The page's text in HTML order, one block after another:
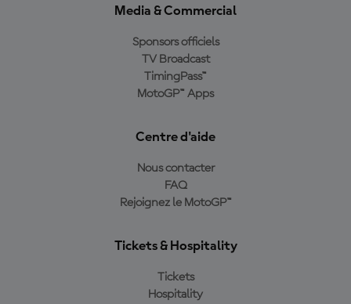
Media & Commercial
Sponsors officiels
TV Broadcast
TimingPass™
MotoGP™ Apps
Centre d'aide
Nous contacter
FAQ
Rejoignez le MotoGP™
Tickets & Hospitality
Tickets
Hospitality